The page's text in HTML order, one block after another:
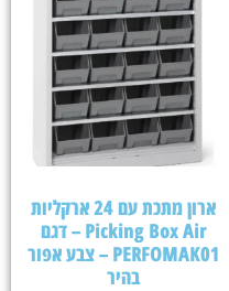
ארון מתכת עם 24 ארקליות
Picking Box Air – דגם
PERFOMAK01 – צבע אפור
בהיר